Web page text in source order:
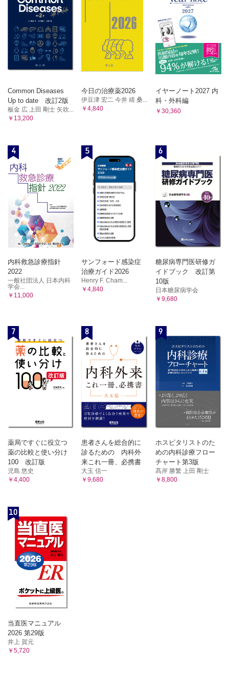
18 フィッシャー症候群
19 ベル麻痺
20 ニューロパチー
21 良性発作性頭位めまい症
22 片頭痛
23 本態性振戦
24 レストレスレッグス症候群
26 セロトニン症候群
6．腎・泌尿器・電解質
5 急速進行性糸球体腎炎
6 尿細管間質性腎炎
7 ネフローゼ症候群
9 腎梗塞
10 コレステロール塞栓症
11 尿路結石
12 精巣捻転
14 前立腺肥大症
7．代謝・内分泌
6 副甲状腺機能亢進症
7 抗利尿ホルモン不適合分泌症候群
8 中枢性尿崩症
9 下垂体腫瘍
10 ACTH単独欠損症
12 クッシング症候群
13 原発性アルドステロン症
15 1型糖尿病
16 2型糖尿病
17 高血糖緊急症
2 骨髄異形成腫瘍
3 骨髄増殖性腫瘍
4 慢性骨髄性白血病
5 鉄欠乏性貧血
6 巨赤芽球性貧血
7 自己免疫性溶血性貧血
8 血栓性血小板減少性紫斑病
9 特発性血小板減少性紫斑病
11 悪性リンパ腫・オムニバス
12 多発性骨髄腫
Common Diseases
Up to date 改訂2版
板金 広 上田 剛士 矢吹...
￥13,200
今日の治療薬2026
伊豆津 宏二 今井 靖 桑...
￥4,840
イヤーノート2027 内
科・外科編
￥30,360
4
内科救急診療指針
2022
一般社団法人 日本内科
学会...
￥11,000
5
サンフォード感染症
治療ガイド2026
Henry F. Cham...
￥4,840
6
糖尿病専門医研修ガ
イドブック 改訂第
10版
日本糖尿病学会
￥9,680
7
薬局ですぐに役立つ
薬の比較と使い分け
100 改訂版
児島 悠史
￥4,400
8
患者さんを総合的に
診るための 内科外
来これ一冊、必携書
大玉 信一
￥9,680
9
ホスピタリストのた
めの内科診療フロー
チャート第3版
髙岸 勝繁 上田 剛士
￥8,800
10
当直医マニュアル
2026 第29版
井上 賀元
￥5,720